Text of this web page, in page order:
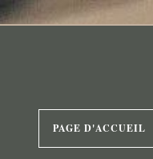
PAGE D'ACCUEIL